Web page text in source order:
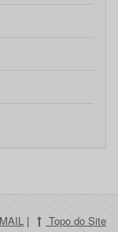
| Topo do Site